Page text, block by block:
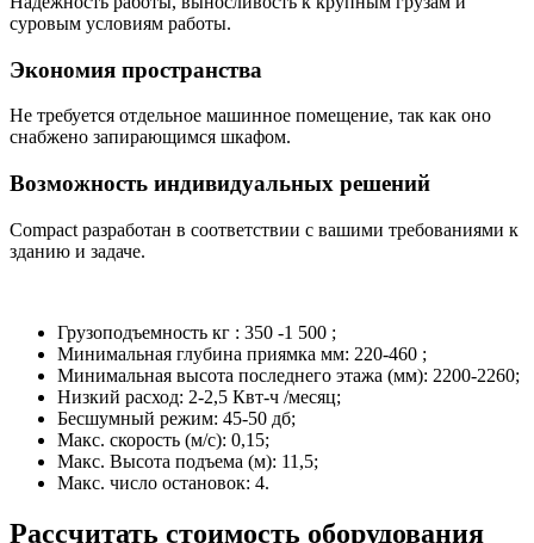
суровым условиям работы.
Экономия пространства
Не требуется отдельное машинное помещение, так как оно
снабжено запирающимся шкафом.
Возможность индивидуальных решений
Compact разработан в соответствии с вашими требованиями к
зданию и задаче.
Грузоподъемность кг : 350 -1 500 ;
Минимальная глубина приямка мм: 220-460 ;
Минимальная высота последнего этажа (мм): 2200-2260;
Низкий расход: 2-2,5 Квт-ч /месяц;
Бесшумный режим: 45-50 дб;
Макс. скорость (м/с): 0,15;
Макс. Высота подъема (м): 11,5;
Макс. число остановок: 4.
Рассчитать стоимость оборудования